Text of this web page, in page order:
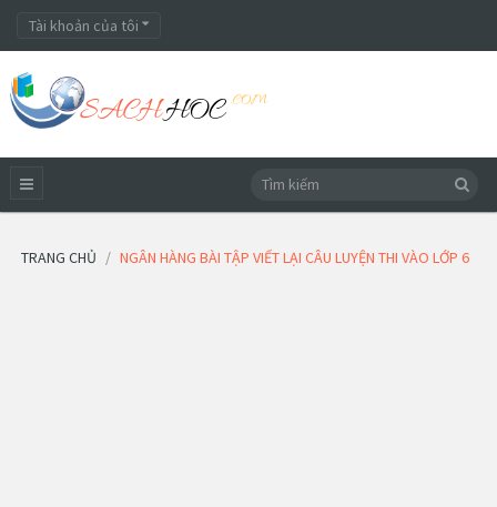
Tài khoản của tôi
TRANG CHỦ NGÂN HÀNG BÀI TẬP VIẾT LẠI CÂU LUYỆN THI VÀO LỚP 6